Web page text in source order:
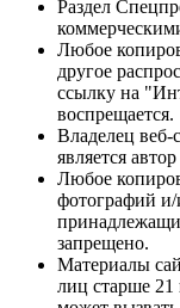
Раздел
Любое
другое
ссылку на
воспрещается.
Владелец веб-
является
Любое
фотографий и/
запрещено.
Материалы
лиц старше 21